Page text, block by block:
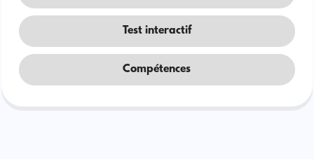
Test interactif
Compétences